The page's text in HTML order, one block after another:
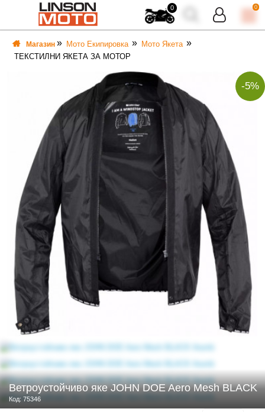
0 0
Магазин Мото Екипировка
Мото Якета
ТЕКСТИЛНИ ЯКЕТА ЗА МОТОР
-5%
Ветроустойчиво яке JOHN DOE Aero Mesh BLACK
Код: 75346